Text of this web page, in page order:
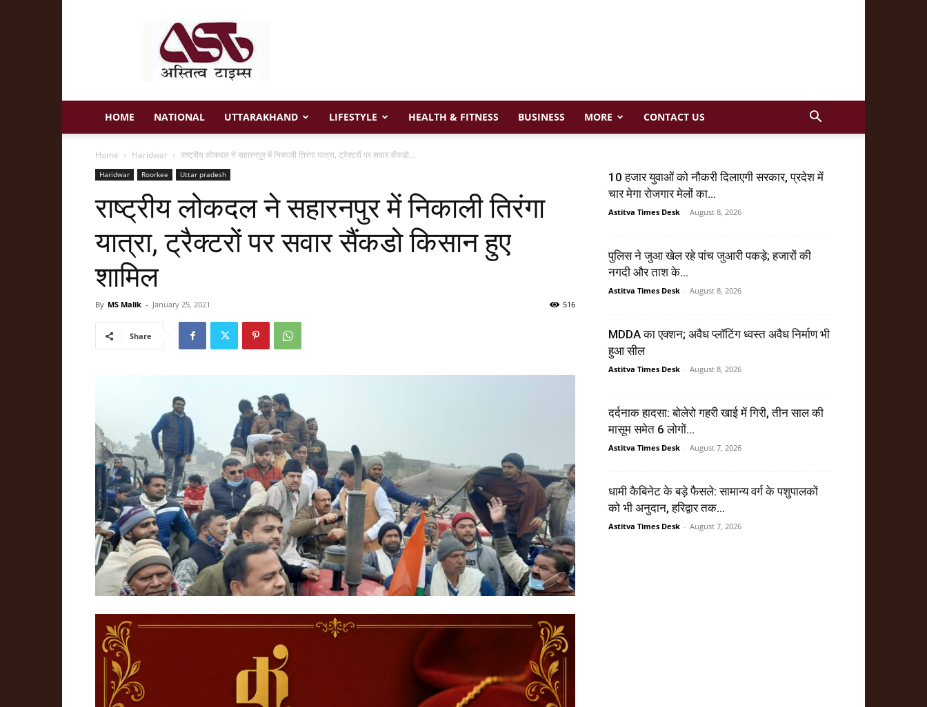
Astitva
Times
HOME NATIONAL UTTARAKHAND LIFESTYLE HEALTH & FITNESS BUSINESS MORE CONTACT US
Home Haridwar राष्ट्रीय लोकदल ने सहारनपुर में निकाली तिरंगा यात्रा, ट्रैक्टरों पर सवार सैंकडो...
Haridwar Roorkee Uttar pradesh
राष्ट्रीय लोकदल ने सहारनपुर में निकाली तिरंगा
यात्रा, ट्रैक्टरों पर सवार सैंकडो किसान हुए
शामिल
By MS Malik - January 25, 2021 516
Share
10 हजार युवाओं को नौकरी दिलाएगी सरकार, प्रदेश में
चार मेगा रोजगार मेलों का...
Astitva Times Desk - August 8, 2026
पुलिस ने जुआ खेल रहे पांच जुआरी पकड़े; हजारों की
नगदी और ताश के...
Astitva Times Desk - August 8, 2026
MDDA का एक्शन; अवैध प्लॉटिंग ध्वस्त अवैध निर्माण भी
हुआ सील
Astitva Times Desk - August 8, 2026
दर्दनाक हादसा: बोलेरो गहरी खाई में गिरी, तीन साल की
मासूम समेत 6 लोगों...
Astitva Times Desk - August 7, 2026
धामी कैबिनेट के बड़े फैसले: सामान्य वर्ग के पशुपालकों
को भी अनुदान, हरिद्वार तक...
Astitva Times Desk - August 7, 2026